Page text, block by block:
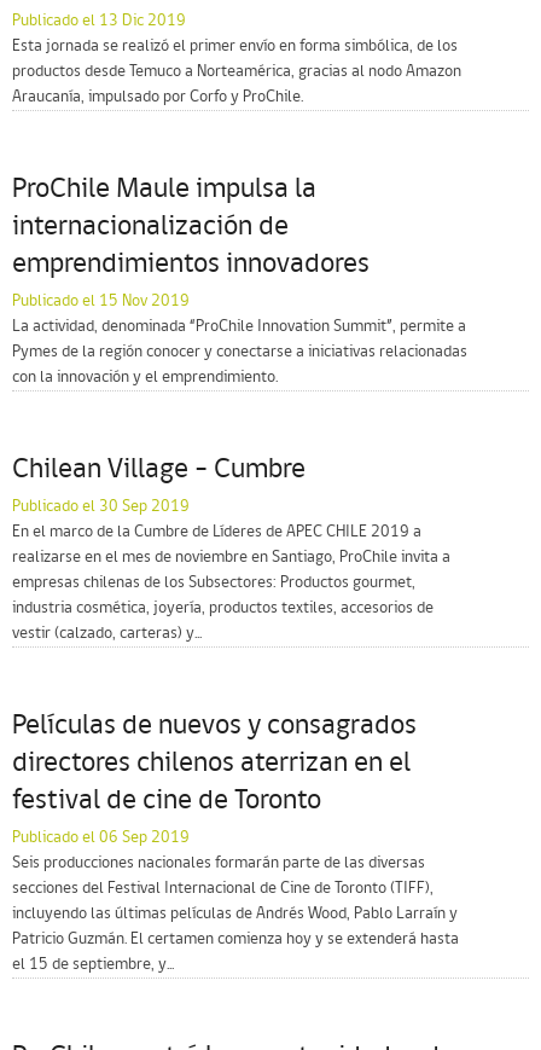
Publicado el 13 Dic 2019
Esta jornada se realizó el primer envío en forma simbólica, de los
productos desde Temuco a Norteamérica, gracias al nodo Amazon
Araucanía, impulsado por Corfo y ProChile.
ProChile Maule impulsa la
internacionalización de
emprendimientos innovadores
Publicado el 15 Nov 2019
La actividad, denominada “ProChile Innovation Summit”, permite a
Pymes de la región conocer y conectarse a iniciativas relacionadas
con la innovación y el emprendimiento.
Chilean Village – Cumbre
Publicado el 30 Sep 2019
En el marco de la Cumbre de Líderes de APEC CHILE 2019 a
realizarse en el mes de noviembre en Santiago, ProChile invita a
empresas chilenas de los Subsectores: Productos gourmet,
industria cosmética, joyería, productos textiles, accesorios de
vestir (calzado, carteras) y...
Películas de nuevos y consagrados
directores chilenos aterrizan en el
festival de cine de Toronto
Publicado el 06 Sep 2019
Seis producciones nacionales formarán parte de las diversas
secciones del Festival Internacional de Cine de Toronto (TIFF),
incluyendo las últimas películas de Andrés Wood, Pablo Larraín y
Patricio Guzmán. El certamen comienza hoy y se extenderá hasta
el 15 de septiembre, y...